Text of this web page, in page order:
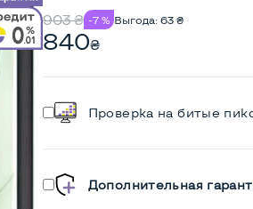
903₴ -7 % Выгода: 63₴
840₴
Проверка на битые
Дополнительная